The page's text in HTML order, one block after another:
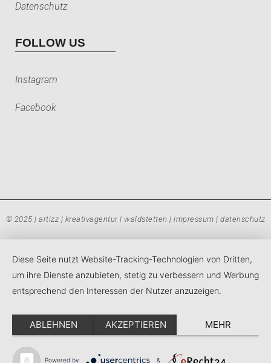
Datenschutz
FOLLOW US
Instagram
Facebook
© 2025 | artizz | kreativagentur | waldstetten | impressum | datenschutz
Diese Seite nutzt Website-Tracking-Technologien von Dritten,
um ihre Dienste anzubieten, stetig zu verbessern und Werbung
entsprechend den Interessen der Nutzer anzuzeigen.
ABLEHNEN AKZEPTIEREN MEHR
Powered by &